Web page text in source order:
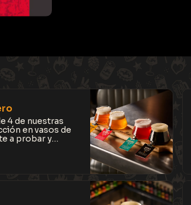
4 de nuestras
en vasos de
a probar y
calidad